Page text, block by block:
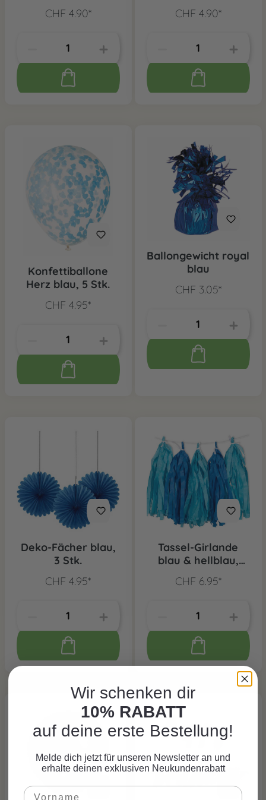
CHF 4.90*
CHF 4.90*
Konfettiballone
Herz blau, 5 Stk.
CHF 4.95*
Ballongewicht royal
blau
CHF 3.05*
Deko-Fächer blau,
3 Stk.
CHF 4.95*
Tassel-Girlande
blau & hellblau,
CHF 6.95*
Wir schenken dir
10% RABATT
auf deine erste Bestellung!
Melde dich jetzt für unseren Newsletter an und
erhalte deinen exklusiven Neukundenrabatt